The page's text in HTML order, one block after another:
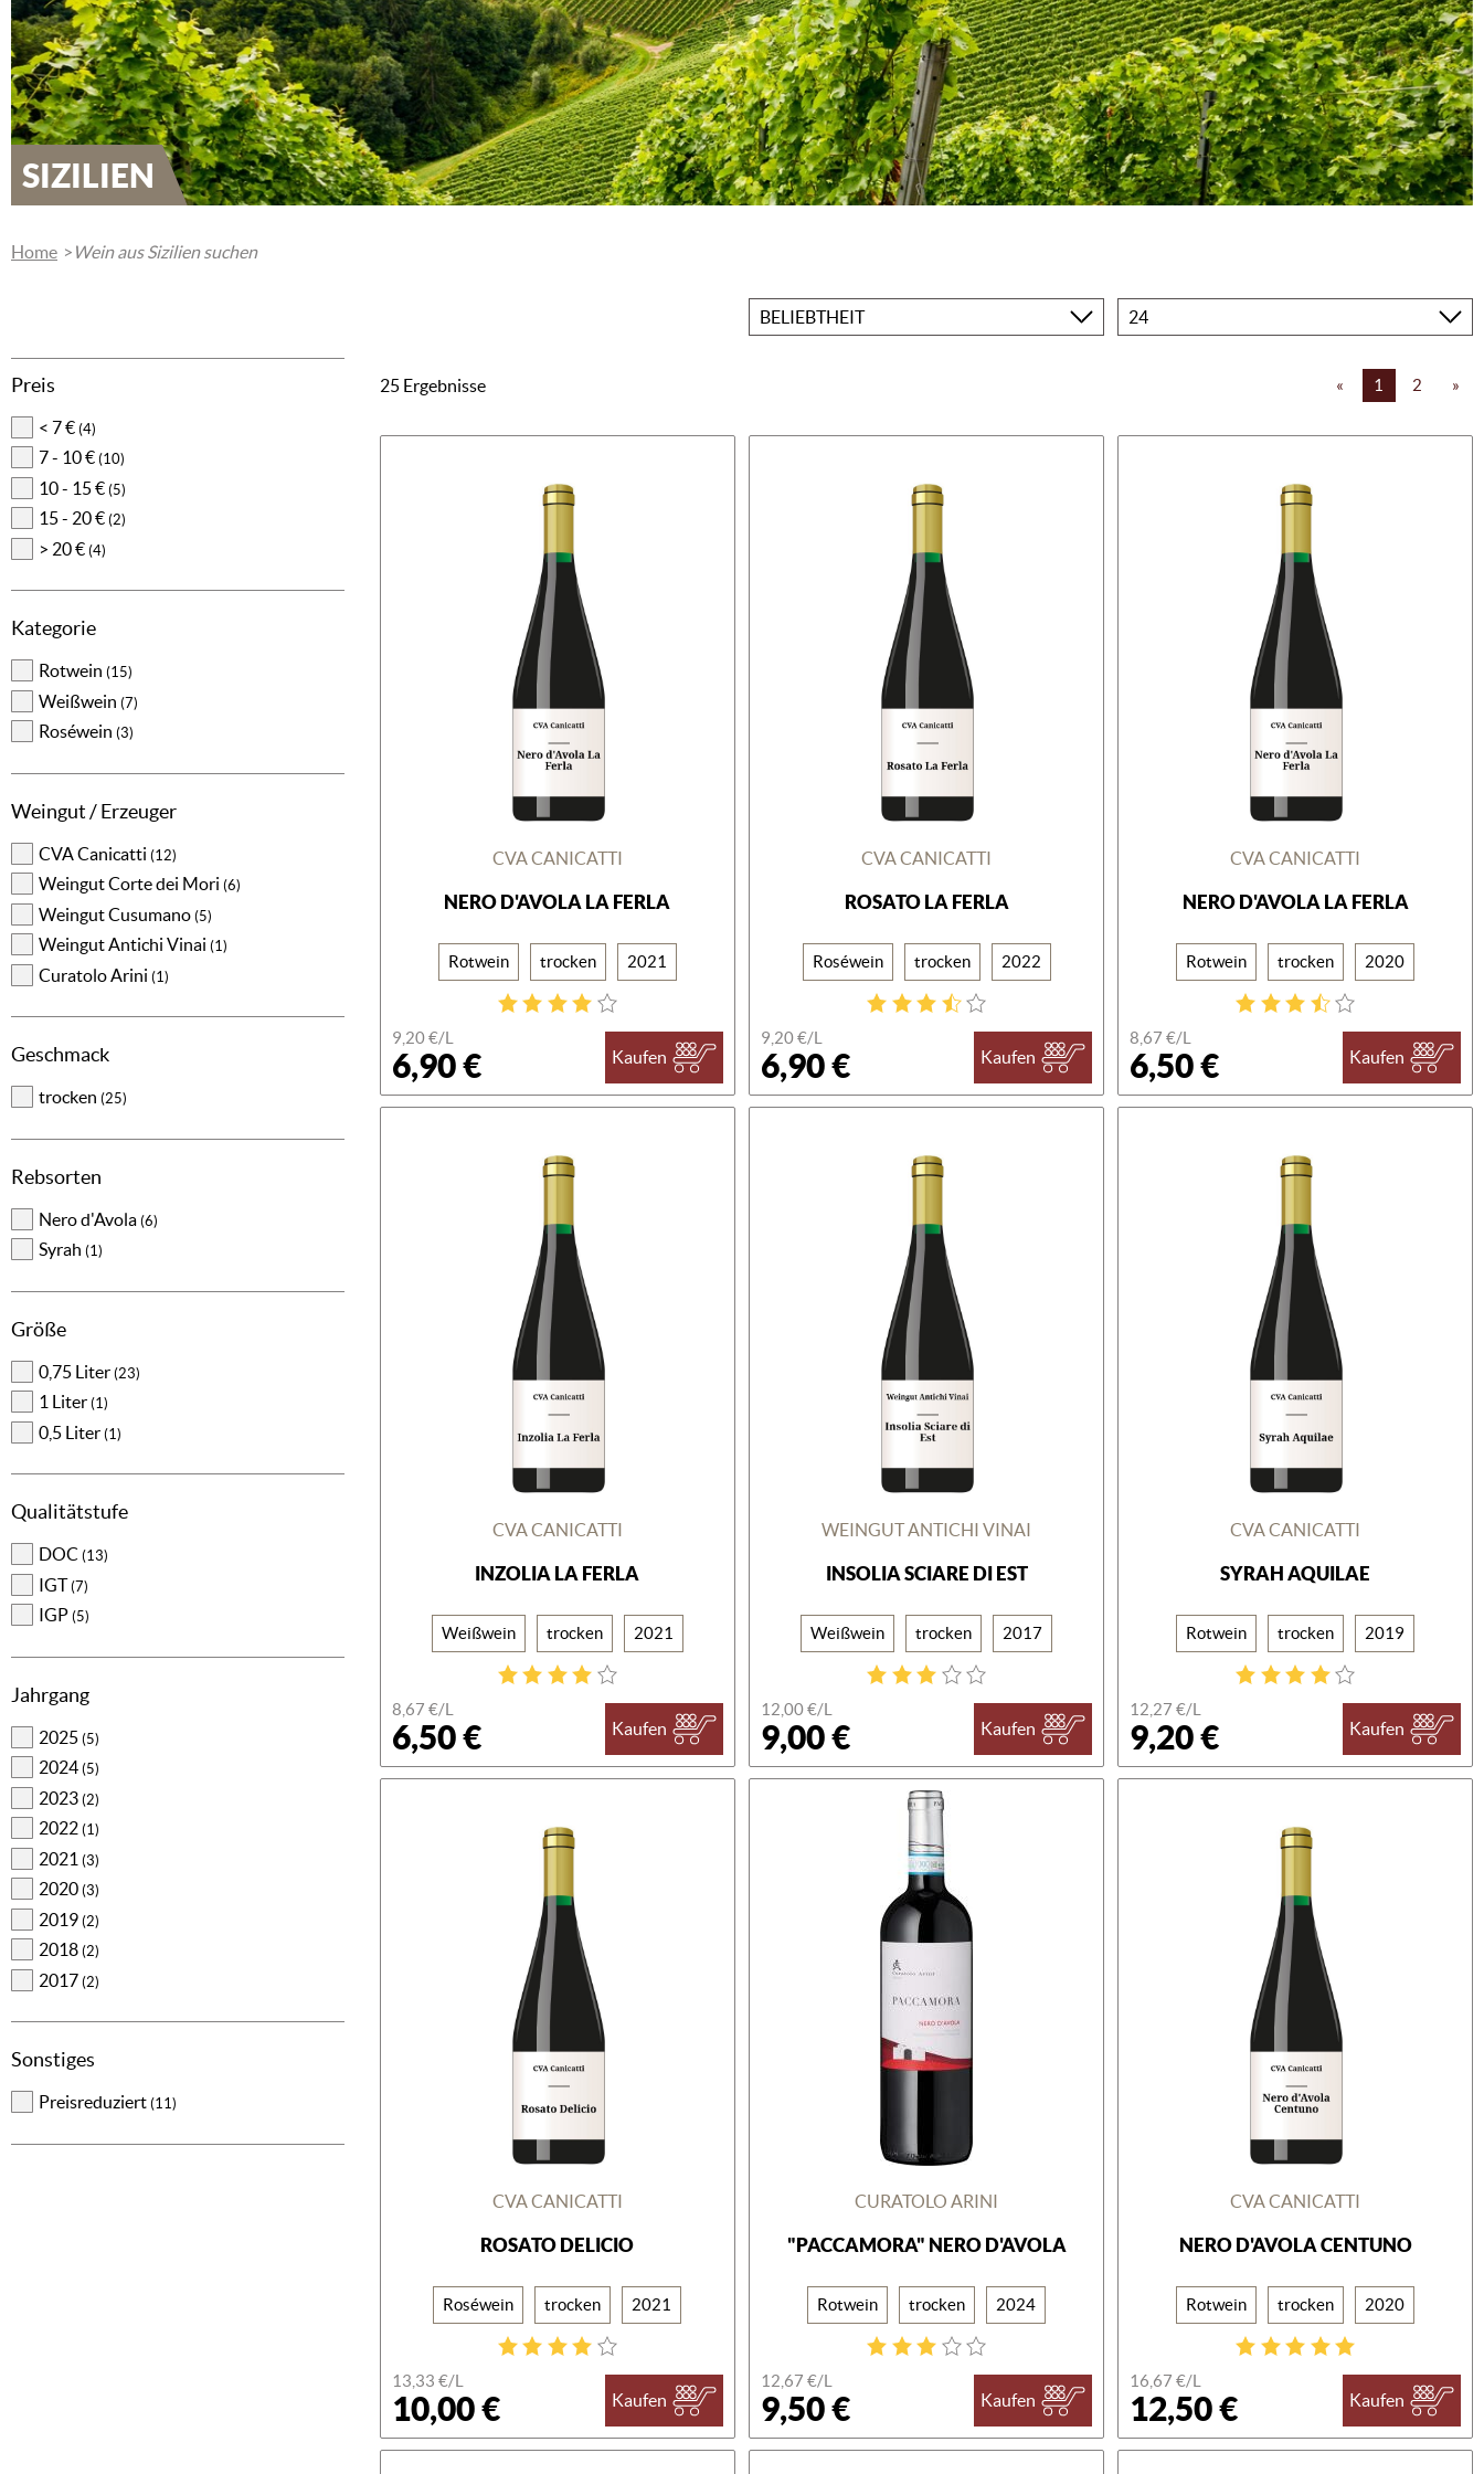
SIZILIEN
Home Wein aus Sizilien suchen
Sortieren
Produkte
25 Ergebnisse « 1 2 »
Preis
< 7 € (4)
7 - 10 € (10)
10 - 15 € (5)
15 - 20 € (2)
> 20 € (4)
Kategorie
Rotwein (15)
Weißwein (7)
Roséwein (3)
Weingut / Erzeuger
CVA Canicatti (12)
Weingut Corte dei Mori (6)
Weingut Cusumano (5)
Weingut Antichi Vinai (1)
Curatolo Arini (1)
Geschmack
trocken (25)
Rebsorten
Nero d'Avola (6)
Syrah (1)
Größe
0,75 Liter (23)
1 Liter (1)
0,5 Liter (1)
Qualitätstufe
DOC (13)
IGT(7)
IGP (5)
Jahrgang
2025 (5)
2024 (5)
2023 (2)
2022 (1)
2021 (3)
2020 (3)
2019 (2)
2018 (2)
2017 (2)
Sonstiges
Preisreduziert (11)
CVA CANICATTI
NERO D'AVOLA LA FERLA
Rotwein trocken 2021
9,20 €/L
6,90 € Kaufen
CVA CANICATTI
ROSATO LA FERLA
Roséwein trocken 2022
9,20 €/L
6,90 € Kaufen
CVA CANICATTI
NERO D'AVOLA LA FERLA
Rotwein trocken 2020
8,67 €/L
6,50 € Kaufen
CVA CANICATTI
INZOLIA LA FERLA
Weißwein trocken 2021
8,67 €/L
6,50 € Kaufen
WEINGUT ANTICHI VINAI
INSOLIA SCIARE DI EST
Weißwein trocken 2017
12,00 €/L
9,00 € Kaufen
CVA CANICATTI
SYRAH AQUILAE
Rotwein trocken 2019
12,27 €/L
9,20 € Kaufen
CVA CANICATTI
ROSATO DELICIO
Roséwein trocken 2021
13,33 €/L
10,00 € Kaufen
CURATOLO ARINI
"PACCAMORA" NERO D'AVOLA
Rotwein trocken 2024
12,67 €/L
9,50 € Kaufen
CVA CANICATTI
NERO D'AVOLA CENTUNO
Rotwein trocken 2020
16,67 €/L
12,50 € Kaufen